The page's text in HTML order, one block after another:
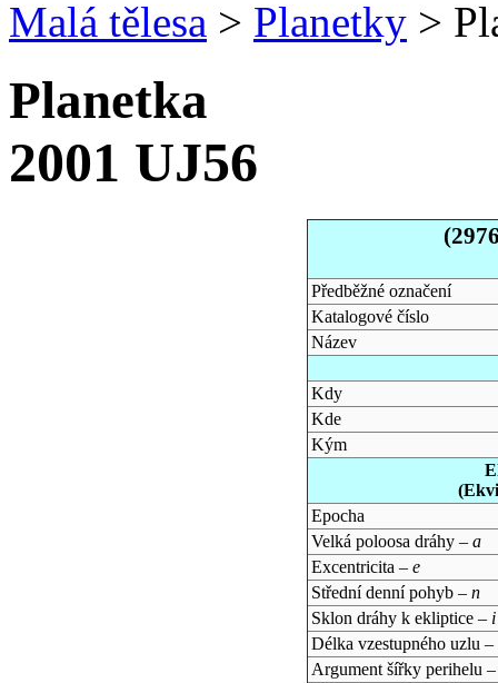
Malá tělesa > Planetky >
Planetka
2001 UJ56
Předběžné označení
Katalogové číslo
Název
Kdy
Kde
Kým
Epocha
Velká poloosa dráhy – a
Excentricita – e
Střední denní pohyb – n
Sklon dráhy k ekliptice – i
Délka vzestupného uzlu –
Argument šířky perihelu